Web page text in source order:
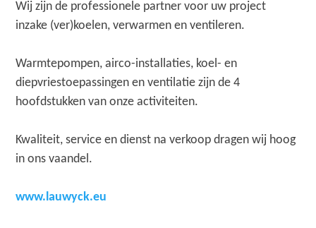
Wij zijn de professionele partner voor uw project
inzake (ver)koelen, verwarmen en ventileren.
Warmtepompen, airco-installaties, koel- en
diepvriestoepassingen en ventilatie zijn de 4
hoofdstukken van onze activiteiten.
Kwaliteit, service en dienst na verkoop dragen wij hoog
in ons vaandel.
www.lauwyck.eu